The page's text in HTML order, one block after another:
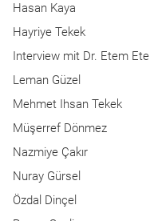
Hasan Kaya
Hayriye Tekek
Interview mit Dr. Etem Ete
Leman Güzel
Mehmet Ihsan Tekek
Müşerref Dönmez
Nazmiye Çakır
Nuray Gürsel
Özdal Dinçel